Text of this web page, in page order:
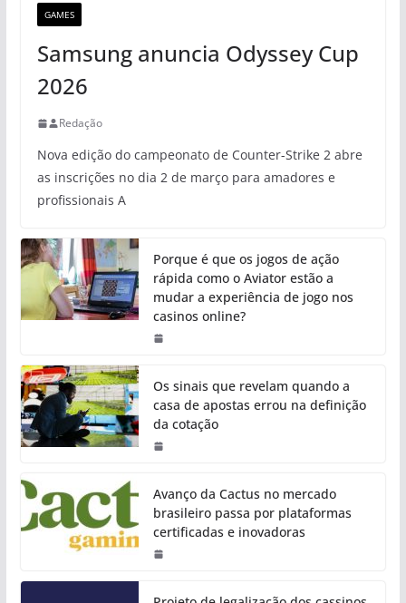
GAMES
Samsung anuncia Odyssey Cup
2026
Redação
Nova edição do campeonato de Counter-Strike 2 abre
as inscrições no dia 2 de março para amadores e
profissionais A
Porque é que os jogos de ação
rápida como o Aviator estão a
mudar a experiência de jogo nos
casinos online?
Os sinais que revelam quando a
casa de apostas errou na definição
da cotação
Avanço da Cactus no mercado
brasileiro passa por plataformas
certificadas e inovadoras